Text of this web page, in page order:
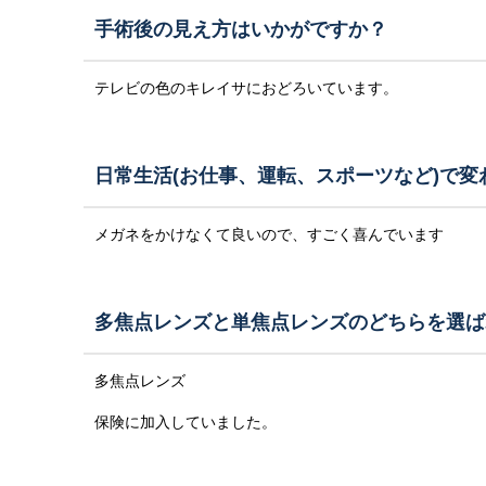
手術後の見え方はいかがですか？
テレビの色のキレイサにおどろいています。
日常生活(お仕事、運転、スポーツなど)で
メガネをかけなくて良いので、すごく喜んでいます
多焦点レンズと単焦点レンズのどちらを選
多焦点レンズ
保険に加入していました。